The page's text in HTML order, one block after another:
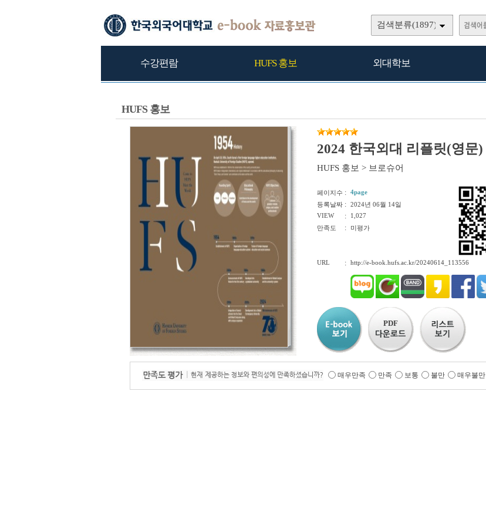
검색분류(1897)
수강편람 HUFS 홍보 외대학보
HUFS 홍보
2024 한국외대 리플릿(영문)
HUFS 홍보 > 브로슈어
페이지수 :
4page
등록날짜 :
2024년 06월 14일
VIEW
:
1,027
만족도
: 미평가
URL : http://e-book.hufs.ac.kr/20240614_113556
PDF
매우만족 만족 보통 불만 매우불만